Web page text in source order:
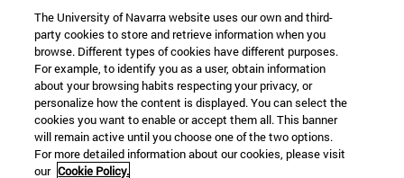
The University of Navarra website uses our own and third-
party cookies to store and retrieve information when you
browse. Different types of cookies have different purposes.
For example, to identify you as a user, obtain information
about your browsing habits respecting your privacy, or
personalize how the content is displayed. You can select the
cookies you want to enable or accept them all. This banner
will remain active until you choose one of the two options.
For more detailed information about our cookies, please visit
our Cookie Policy.